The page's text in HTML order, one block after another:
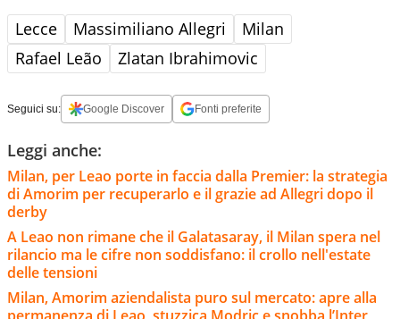
Lecce Massimiliano Allegri
Milan
Rafael Leão
Zlatan Ibrahimovic
Seguici su: Google Discover Fonti preferite
Leggi anche:
Milan, per Leao porte in faccia dalla Premier: la strategia
di Amorim per recuperarlo e il grazie ad Allegri dopo il
derby
A Leao non rimane che il Galatasaray, il Milan spera nel
rilancio ma le cifre non soddisfano: il crollo nell'estate
delle tensioni
Milan, Amorim aziendalista puro sul mercato: apre alla